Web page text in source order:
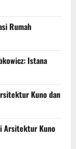
Rumah
Istana
Kuno dan
Arsitektur Kuno